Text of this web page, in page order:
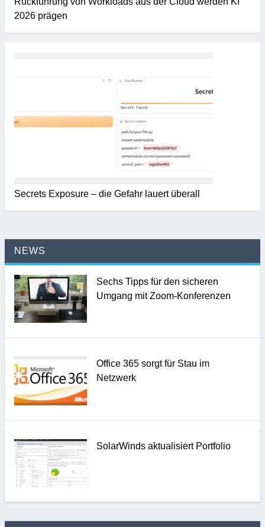
2026 prägen
Secrets Exposure – die Gefahr lauert überall
NEWS
Sechs Tipps für den sicheren
Umgang mit Zoom-Konferenzen
Office 365 sorgt für Stau im
Netzwerk
SolarWinds aktualisiert Portfolio